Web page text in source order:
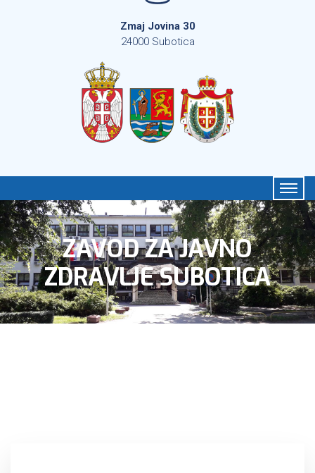
Zmaj Jovina 30
24000 Subotica
ZAVOD ZA JAVNO
ZDRAVLJE SUBOTICA